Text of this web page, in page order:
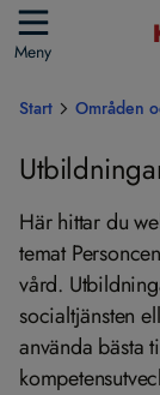
Meny
Start Områden
Här hittar du
temat
vård.
socialtjänsten
använda bästa